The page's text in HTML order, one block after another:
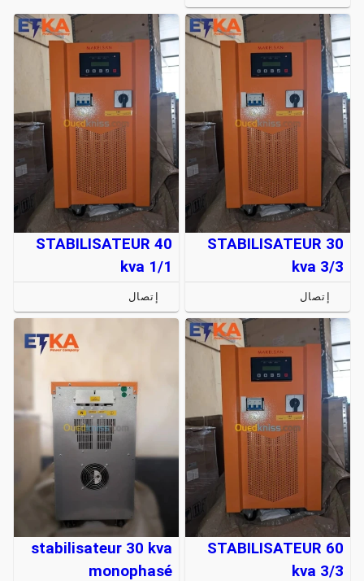
STABILISATEUR 30
kva 3/3
إتصال
STABILISATEUR 40
kva 1/1
إتصال
STABILISATEUR 60
kva 3/3
stabilisateur 30 kva
monophasé